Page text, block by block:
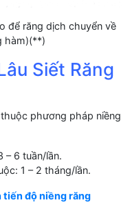
để răng dịch chuyển về
hàm)(**)
Siết Răng
phương pháp niềng
– 6 tuần/lần.
1 – 2 tháng/lần.
tiến độ niềng răng